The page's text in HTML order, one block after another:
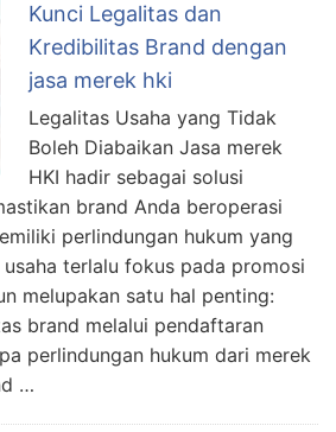
Kunci Legalitas dan
Kredibilitas Brand dengan
jasa merek hki
Legalitas Usaha yang Tidak
Boleh Diabaikan Jasa merek
HKI hadir sebagai solusi
brand Anda beroperasi
perlindungan hukum yang
terlalu fokus pada promosi
melupakan satu hal penting:
brand melalui pendaftaran
perlindungan hukum dari merek
…